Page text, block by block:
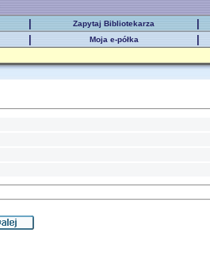
Zapytaj Bibliotekarza
Moja e-półka